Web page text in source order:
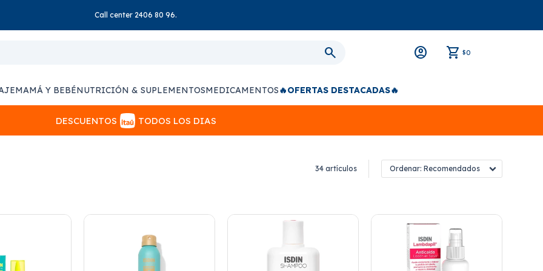
Call center 2406 80 96.
$0
MAMÁ Y BEBÉNUTRICIÓN & SUPLEMENTOSMEDICAMENTOS🔥OFERTAS DESTACADAS🔥
DESCUENTOS TODOS LOS DIAS
34 artículos Recomendados